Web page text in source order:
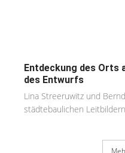
Entdeckung des Orts
des Entwurfs
Lina Streeruwitz und
städtebaulichen